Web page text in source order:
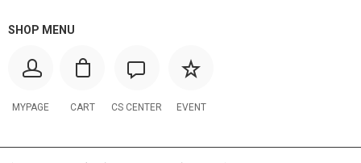
SHOP MENU
MYPAGE CART CS CENTER EVENT